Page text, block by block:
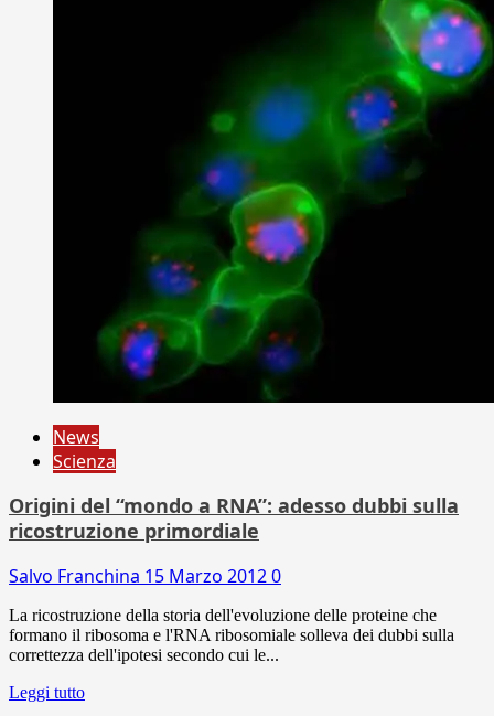
News
Scienza
Origini del “mondo a RNA”: adesso dubbi sulla
ricostruzione primordiale
Salvo Franchina 15 Marzo 20120
La ricostruzione della storia dell'evoluzione delle proteine che
formano il ribosoma e l'RNA ribosomiale solleva dei dubbi sulla
correttezza dell'ipotesi secondo cui le...
Leggi tutto